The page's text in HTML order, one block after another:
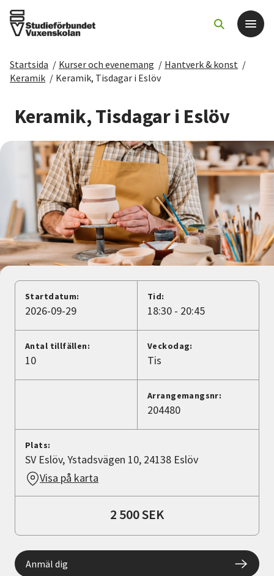
Det här gör vi
För dig som
Sök kurser och evenemang
Om SV
Starta studiecirkel
Cirkelledare
Nyheter
Avdelningar
Lyssna
Startsida / Kurser och evenemang / Hantverk & konst /
Keramik / Keramik, Tisdagar i Eslöv
Keramik, Tisdagar i Eslöv
Startdatum:
2026-09-29
Tid:
18:30 - 20:45
Antal tillfällen:
10
Veckodag:
Tis
Arrangemangsnr:
204480
Plats:
SV Eslöv, Ystadsvägen 10, 24138 Eslöv
Visa på karta
2 500 SEK
Anmäl dig